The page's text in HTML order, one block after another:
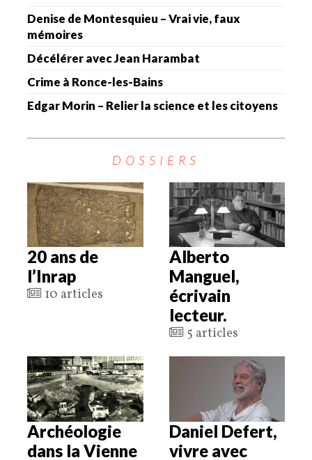
Denise de Montesquieu – Vrai vie, faux
mémoires
Décélérer avec Jean Harambat
Crime à Ronce-les-Bains
Edgar Morin – Relier la science et les citoyens
DOSSIERS
20 ans de
l’Inrap
10 articles
Alberto
Manguel,
écrivain
lecteur.
5 articles
Archéologie
dans la Vienne
Daniel Defert,
vivre avec